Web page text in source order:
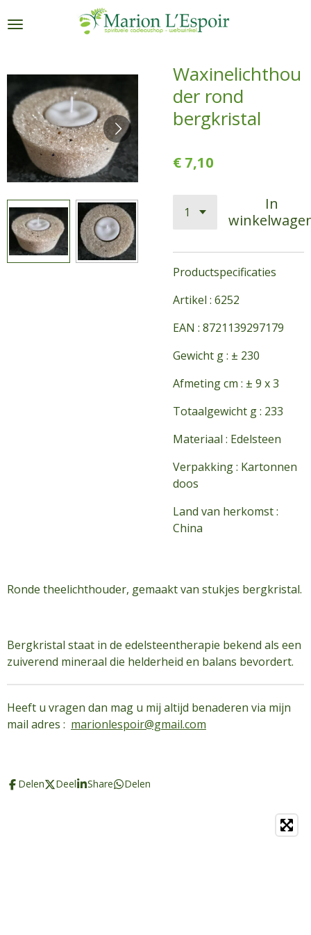
direct
Waxinelichthou
der rond
bergkristal
€ 7,10
In
Productspecificaties
Artikel : 6252
EAN : 8721139297179
Gewicht g : ± 230
Afmeting cm : ± 9 x 3
Totaalgewicht g : 233
Materiaal : Edelsteen
Verpakking : Kartonnen
doos
Land van herkomst :
China
Ronde theelichthouder, gemaakt van stukjes bergkristal.
Bergkristal staat in de edelsteentherapie bekend als een
zuiverend mineraal die helderheid en balans bevordert.
Heeft u vragen dan mag u mij altijd benaderen via mijn
mail adres : marionlespoir@gmail.com
Delen Deel Share Delen